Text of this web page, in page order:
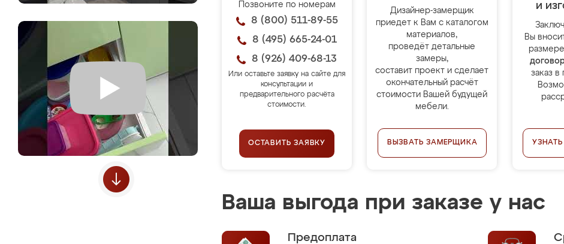
Позвоните по номерам
8 (800) 511-89-55
8 (495) 665-24-01
8 (926) 409-68-13
Или оставьте заявку на сайте для
консультации и
предварительного расчёта
стоимости.
ОСТАВИТЬ ЗАЯВКУ
Дизайнер-замерщик
приедет к Вам с каталогом
материалов,
проведёт детальные
замеры,
составит проект и сделает
окончательный расчёт
стоимости Вашей будущей
мебели.
ВЫЗВАТЬ ЗАМЕРЩИКА
и
Вы
размере
заказ в
Ваша выгода при заказе у нас
Предоплата